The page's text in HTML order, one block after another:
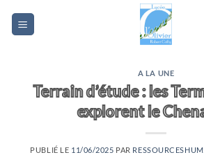
A LA UNE
Terrain d’étude : les
explorent le
PUBLIÉ LE 11/06/2025 PAR